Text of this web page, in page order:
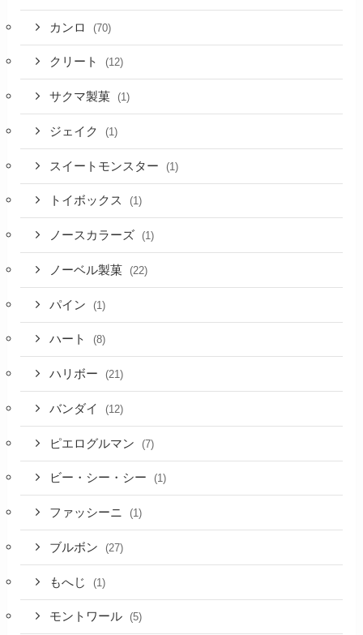
カンロ (70)
クリート (12)
サクマ製菓 (1)
ジェイク (1)
スイートモンスター (1)
トイボックス (1)
ノースカラーズ (1)
ノーベル製菓 (22)
パイン (1)
ハート (8)
ハリボー (21)
バンダイ (12)
ピエログルマン (7)
ビー・シー・シー (1)
ファッシーニ (1)
ブルボン (27)
もへじ (1)
モントワール (5)